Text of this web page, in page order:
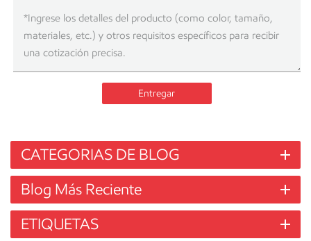
Entregar
CATEGORIAS DE BLOG
Blog Más Reciente
ETIQUETAS